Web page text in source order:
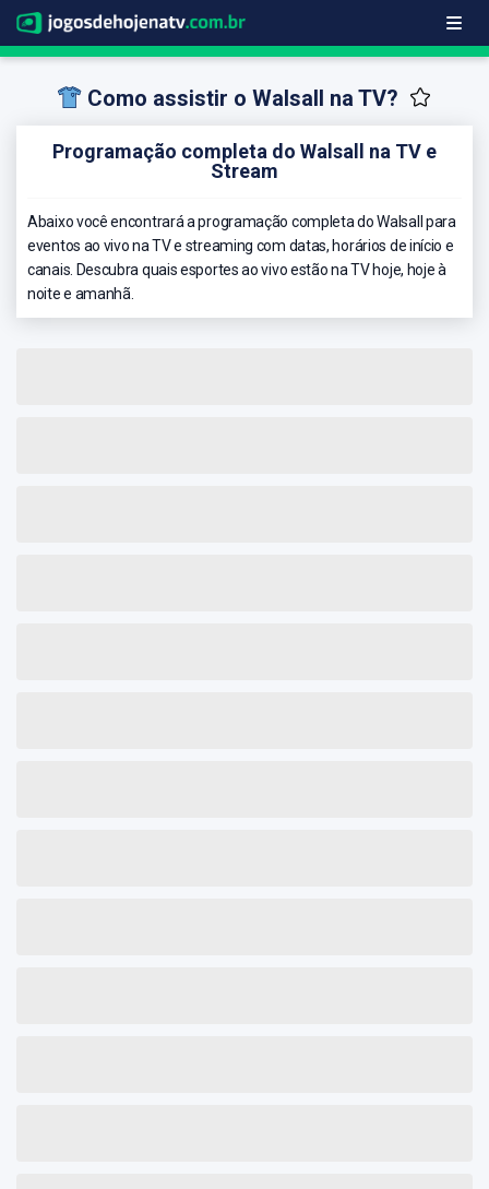
Como assistir o Walsall na TV?
Programação completa do Walsall na TV e
Stream
Abaixo você encontrará a programação completa do Walsall para
eventos ao vivo na TV e streaming com datas, horários de início e
canais. Descubra quais esportes ao vivo estão na TV hoje, hoje à
noite e amanhã.